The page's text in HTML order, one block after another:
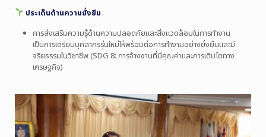
ประเด็นด้านความยั่งยืน
การส่งเสริมความรู้ด้านความปลอดภัยและสิ่งแวดล้อมในการทำงาน
เป็นการเตรียมบุคลากรรุ่นใหม่ให้พร้อมต่อการทำงานอย่างยั่งยืนและมี
จริยธรรมในวิชาชีพ (SDG 8: การจ้างงานที่มีคุณค่าและการเติบโตทาง
เศรษฐกิจ)